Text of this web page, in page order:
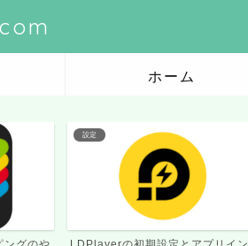
ホーム
設定